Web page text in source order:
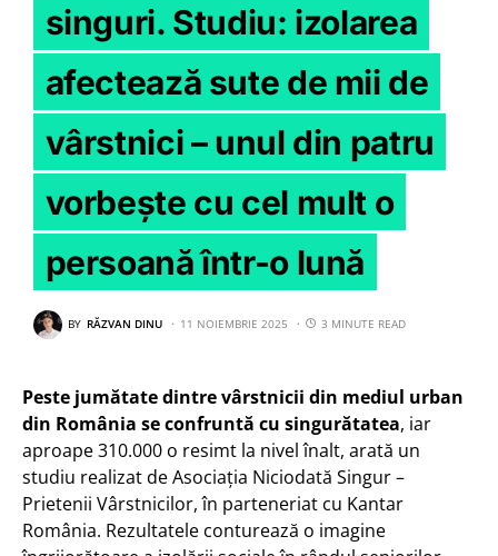
singuri. Studiu: izolarea
afectează sute de mii de
vârstnici – unul din patru
vorbește cu cel mult o
persoană într-o lună
BY RĂZVAN DINU 11 NOIEMBRIE 2025 3 MINUTE READ
Peste jumătate dintre vârstnicii din mediul urban
din România se confruntă cu singurătatea, iar
aproape 310.000 o resimt la nivel înalt, arată un
studiu realizat de Asociația Niciodată Singur –
Prietenii Vârstnicilor, în parteneriat cu Kantar
România. Rezultatele conturează o imagine